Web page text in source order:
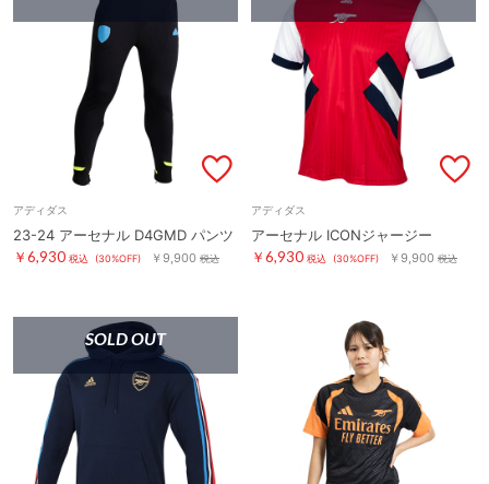
アディダス
23-24 アーセナル D4GMD パンツ
￥6,930 税込 (30%OFF) ￥9,900 税込
アディダス
アーセナル ICONジャージー
￥6,930 税込 (30%OFF) ￥9,900 税込
SOLD OUT